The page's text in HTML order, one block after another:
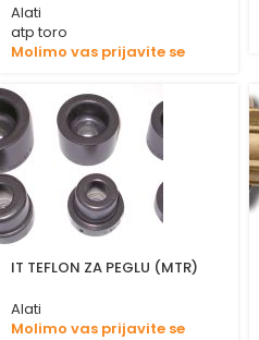
Alati
atp toro
Molimo vas prijavite se
IT TEFLON ZA PEGLU (MTR)
Alati
Molimo vas prijavite se